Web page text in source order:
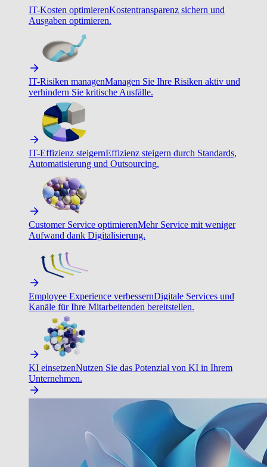
IT-Kosten optimierenKostentransparenz sichern und
Ausgaben optimieren.
IT-Risiken managenManagen Sie Ihre Risiken aktiv und
verhindern Sie kritische Ausfälle.
IT-Effizienz steigernEffizienz steigern durch Standards,
Automatisierung und Outsourcing.
Customer Service optimierenMehr Service mit weniger
Aufwand dank Digitalisierung.
Employee Experience verbessernDigitale Services und
Kanäle für Ihre Mitarbeitenden bereitstellen.
KI einsetzenNutzen Sie das Potenzial von KI in Ihrem
Unternehmen.